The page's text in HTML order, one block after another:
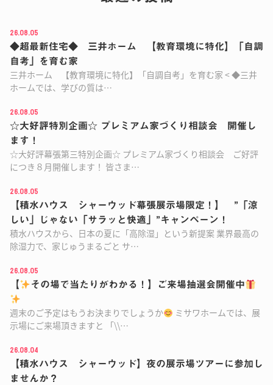
26.08.05
◆超最新住宅◆ 三井ホーム 【教育環境に特化】「自調
自考」を育む家
三井ホーム 【教育環境に特化】「自調自考」を育む家 < ◆三井
ホームでは、学びの質は…
26.08.05
☆大好評特別企画☆ プレミアム家づくり相談会 開催し
ます！
☆大好評幕張第三特別企画☆ プレミアム家づくり相談会 ご好評
につき８月開催します！ 皆さま…
26.08.05
【積水ハウス シャーウッド幕張展示場限定！】 ”「涼
しい」じゃない「サラッと快適」”キャンペーン！
積水ハウスから、日本の夏に「高除湿」という新提案 業界最高の
除湿力で、家じゅうまるごと サ…
26.08.05
【
その場で当たりがわかる！】ご来場抽選会開催中
週末のご予定はもうお決まりでしょうか
ミサワホームでは、展
示場にご来場頂きますと 「\\…
26.08.04
【積水ハウス シャーウッド】夜の展示場ツアーに参加し
ませんか？